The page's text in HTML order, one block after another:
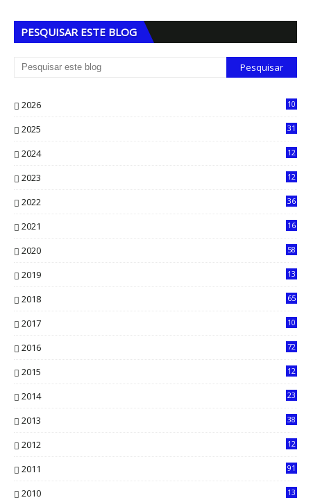
PESQUISAR ESTE BLOG
2026
10
2025
31
2024
12
2023
12
2022
36
2021
16
2020
58
2019
13
2018 65
2017 10
2016
72
2015
12
2014
23
2013
38
2012
12
2011 91
2010
13